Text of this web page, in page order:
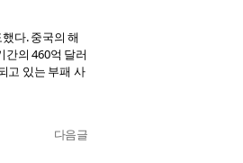
다. 중국의 해
의 460억 달러
고 있는 부패 사
다음글